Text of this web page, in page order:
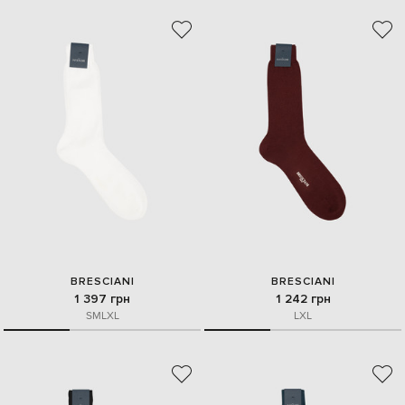
BRESCIANI
1 397 грн
SMLXL
BRESCIANI
1 242 грн
LXL